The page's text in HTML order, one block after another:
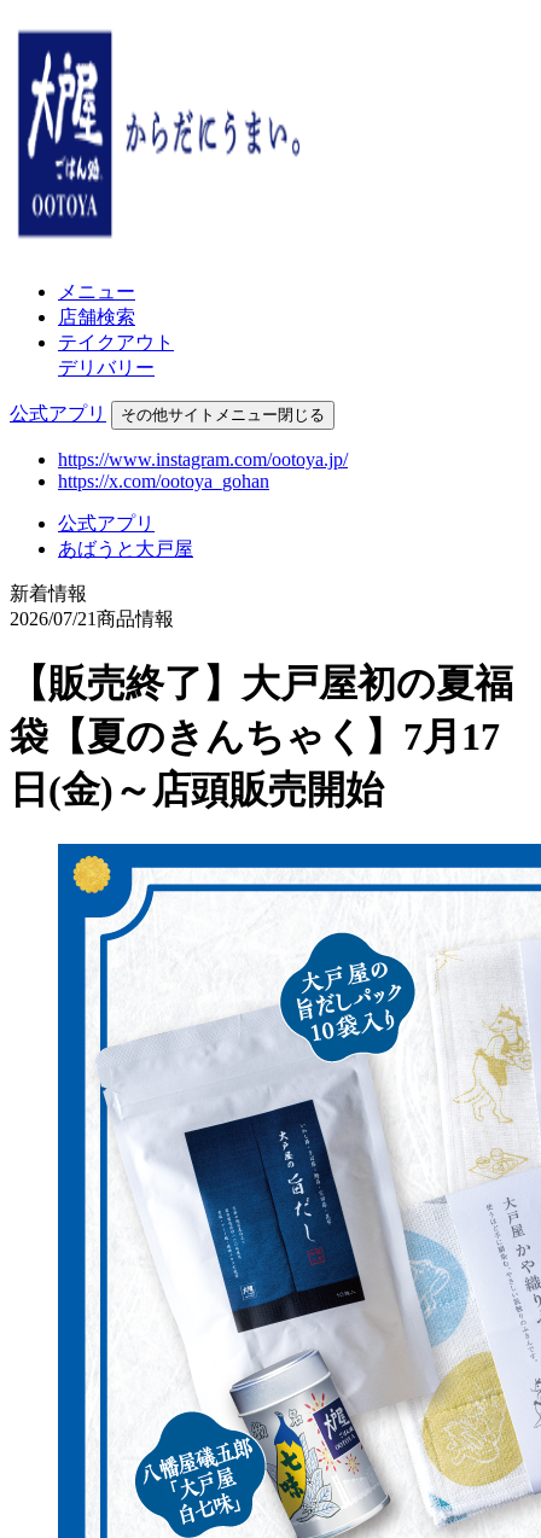
メニュー
店舗検索
テイクアウト
デリバリー
公式アプリ その他サイトメニュー閉じる
https://www.instagram.com/ootoya.jp/
https://x.com/ootoya_gohan
公式アプリ
あばうと大戸屋
新着情報
2026/07/21商品情報
【販売終了】大戸屋初の夏福
袋【夏のきんちゃく】7月17
日(金)～店頭販売開始